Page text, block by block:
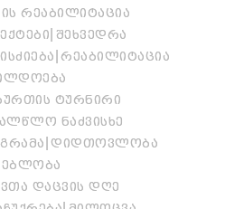
ᲠᲔᲐᲑᲘᲚᲘᲢᲐᲪᲘᲐ
ᲨᲔᲮᲕᲔᲓᲠᲐ
ᲠᲔᲐᲑᲘᲚᲘᲢᲐᲪᲘᲐ
ᲢᲣᲠᲜᲘᲠᲘ
ᲜᲐᲫᲕᲘᲡᲮᲔ
ᲓᲘᲓᲗᲝᲕᲚᲝᲑᲐ
ᲓᲐᲪᲕᲘᲡ ᲓᲦᲔ